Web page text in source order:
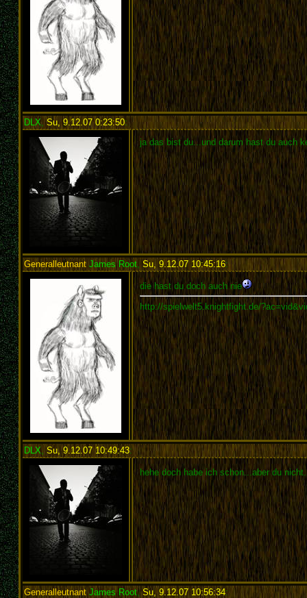
DLX ,Su, 9.12.07 0:23:50:
ja das bist du...und darum hast du auch
GeneralleutnantJames Root,Su, 9.12.07 10:45:16:
die hast du doch auch nie
http://spielwelt5.knightfight.de/
DLX Su, 9.12.07 10:49:43:
hehe doch habe ich schon...aber du
GeneralleutnantJames Root,Su, 9.12.07 10:56:34: